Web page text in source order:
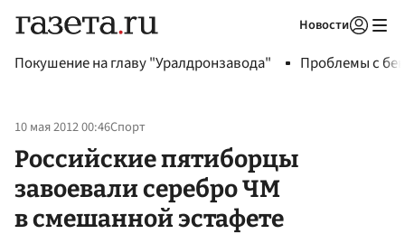
Новости
Покушение на главу "Уралдронзавода" Проблемы с
10 мая 2012 00:46Спорт
Российские пятиборцы
завоевали серебро ЧМ
в смешанной эстафете